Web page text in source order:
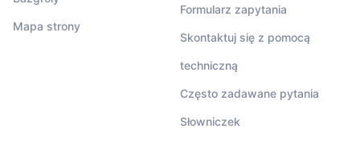
Mapa strony
Formularz zapytania
Skontaktuj się z pomocą
techniczną
Często zadawane pytania
Słowniczek